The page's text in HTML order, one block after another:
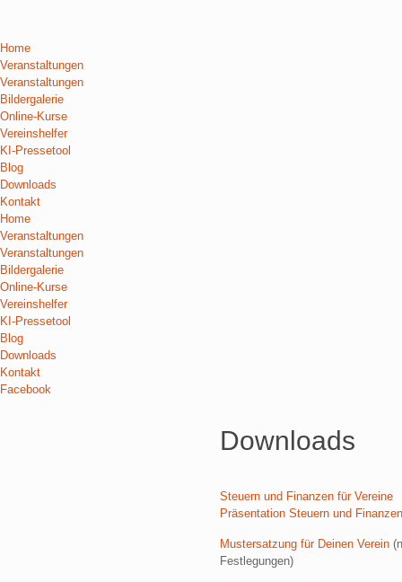
Home
Veranstaltungen
Veranstaltungen
Bildergalerie
Online-Kurse
Vereinshelfer
KI-Pressetool
Blog
Downloads
Kontakt
Home
Veranstaltungen
Veranstaltungen
Bildergalerie
Online-Kurse
Vereinshelfer
KI-Pressetool
Blog
Downloads
Kontakt
Facebook
Downloads
Steuern und Finanzen für Vereine
Präsentation Steuern und Finanzen
Mustersatzung für Deinen Verein
Festlegungen)